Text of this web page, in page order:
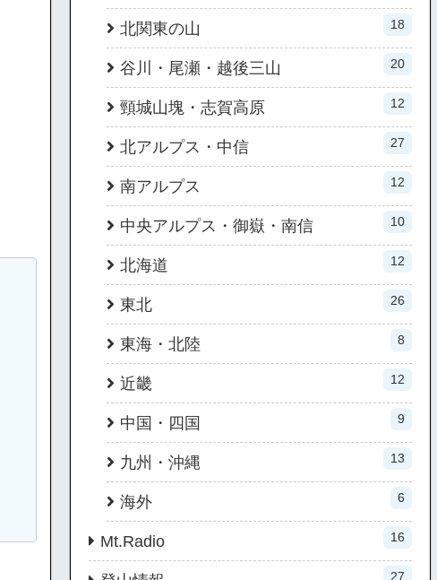
北関東の山 18
谷川・尾瀬・越後三山 20
頸城山塊・志賀高原 12
北アルプス・中信 27
南アルプス 12
中央アルプス・御嶽・南信 10
北海道 12
東北 26
東海・北陸 8
近畿 12
中国・四国 9
九州・沖縄 13
海外 6
Mt.Radio 16
27